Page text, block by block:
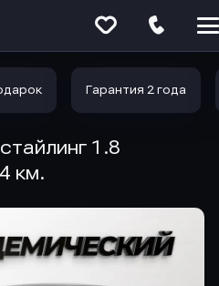
Гарантия 2 года
1.8
км.